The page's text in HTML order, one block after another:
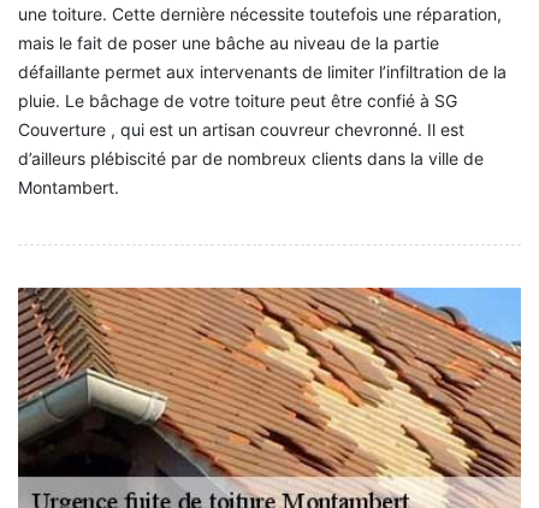
une toiture. Cette dernière nécessite toutefois une réparation,
mais le fait de poser une bâche au niveau de la partie
défaillante permet aux intervenants de limiter l’infiltration de la
pluie. Le bâchage de votre toiture peut être confié à SG
Couverture , qui est un artisan couvreur chevronné. Il est
d’ailleurs plébiscité par de nombreux clients dans la ville de
Montambert.